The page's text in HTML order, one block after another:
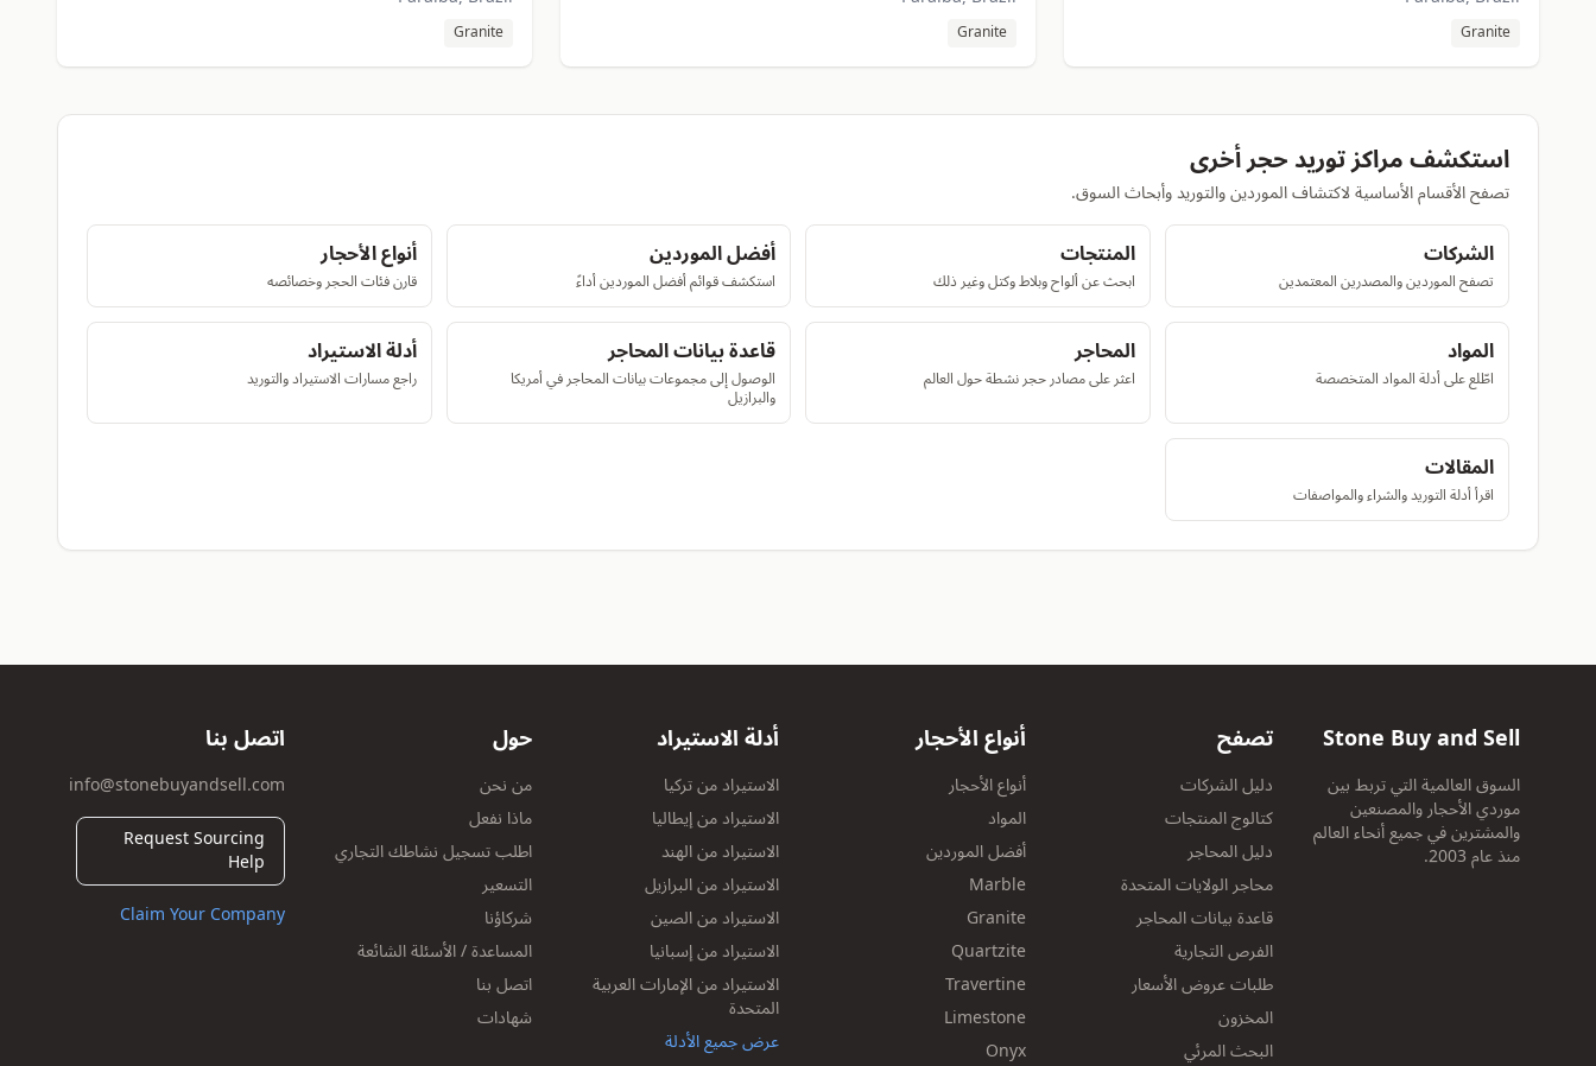
Granite
Granite
Granite
استكشف مراكز توريد حجر أخرى
تصفح الأقسام الأساسية لاكتشاف الموردين والتوريد وأبحاث السوق.
الشركات
تصفح الموردين والمصدرين المعتمدين
المنتجات
ابحث عن ألواح وبلاط وكتل وغير ذلك
أفضل الموردين
استكشف قوائم أفضل الموردين أداءً
أنواع الأحجار
قارن فئات الحجر وخصائصه
المواد
اطّلع على أدلة المواد المتخصصة
المحاجر
اعثر على مصادر حجر نشطة حول العالم
قاعدة بيانات المحاجر
الوصول إلى مجموعات بيانات المحاجر في أمريكا
والبرازيل
أدلة الاستيراد
راجع مسارات الاستيراد والتوريد
المقالات
اقرأ أدلة التوريد والشراء والمواصفات
Stone Buy and Sell
السوق العالمية التي تربط بين
موردي الأحجار والمصنعين
والمشترين في جميع أنحاء العالم
منذ عام 2003.
تصفح
دليل الشركات
كتالوج المنتجات
دليل المحاجر
محاجر الولايات المتحدة
قاعدة بيانات المحاجر
الفرص التجارية
طلبات عروض الأسعار
المخزون
البحث المرئي
أنواع الأحجار
أنواع الأحجار
المواد
أفضل الموردين
Marble
Granite
Quartzite
Travertine
Limestone
Onyx
أدلة الاستيراد
الاستيراد من تركيا
الاستيراد من إيطاليا
الاستيراد من الهند
الاستيراد من البرازيل
الاستيراد من الصين
الاستيراد من إسبانيا
الاستيراد من الإمارات العربية
المتحدة
عرض جميع الأدلة
حول
من نحن
ماذا نفعل
اطلب تسجيل نشاطك التجاري
التسعير
شركاؤنا
المساعدة / الأسئلة الشائعة
اتصل بنا
شهادات
اتصل بنا
info@stonebuyandsell.com
Request Sourcing
Help
Claim Your Company